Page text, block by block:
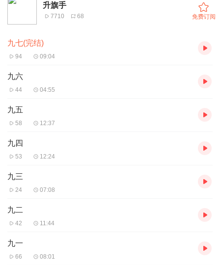
升旗手
7710 68 免费订阅
九七(完结)
94 09:04
九六
44 04:55
九五
58 12:37
九四
53 12:24
九三
24 07:08
九二
42 11:44
九一
66 08:01